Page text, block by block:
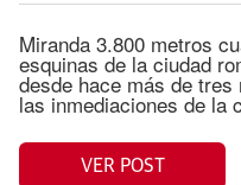
Miranda 3.800 metros
esquinas de la ciudad
desde hace más de
las inmediaciones de la
VER POST